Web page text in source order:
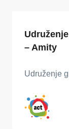
– Amity
Udruženje